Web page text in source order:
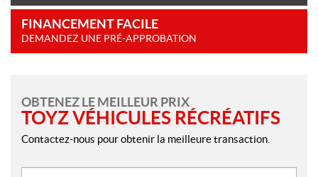
FINANCEMENT FACILE
DEMANDEZ UNE PRÉ-APPROBATION
OBTENEZ LE MEILLEUR PRIX
TOYZ VÉHICULES RÉCRÉATIFS
Contactez-nous pour obtenir la meilleure transaction.